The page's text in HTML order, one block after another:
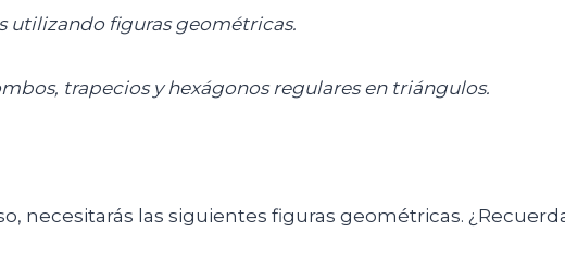
utilizando figuras geométricas.
trapecios y hexágonos regulares en triángulos.
necesitarás las siguientes figuras geométricas.